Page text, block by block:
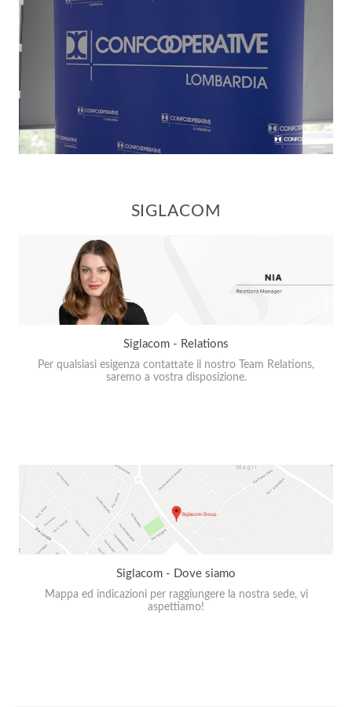
SIGLACOM
Siglacom - Relations
Per qualsiasi esigenza contattate il nostro Team Relations,
saremo a vostra disposizione.
Siglacom - Dove siamo
Mappa ed indicazioni per raggiungere la nostra sede, vi
aspettiamo!